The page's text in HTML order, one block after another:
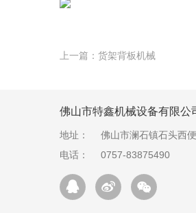
上一篇： 货架背板机械
佛山市特鑫机械设备有限公
地址：
佛山市澜石镇石头西
电话：
0757-83875490